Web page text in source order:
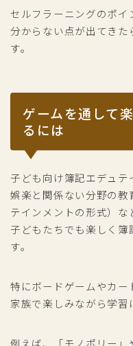
セルフラーニングのポイ
分からない点が出てき
す。
ゲームを通して
るには
子ども向け簿記エデュテ
娯楽と関係ない分野の
テインメントの形式）な
子どもたちでも楽しく
す。
特にボードゲームやカー
家族で楽しみながら学習
例えば、「モノポリー」